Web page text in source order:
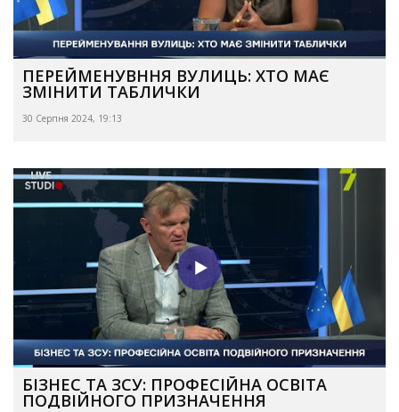
ПЕРЕЙМЕНУВННЯ ВУЛИЦЬ: ХТО МАЄ
ЗМІНИТИ ТАБЛИЧКИ
30 Серпня 2024, 19:13
БІЗНЕС ТА ЗСУ: ПРОФЕСІЙНА ОСВІТА
ПОДВІЙНОГО ПРИЗНАЧЕННЯ